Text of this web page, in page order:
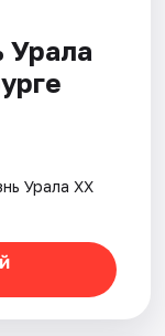
Урала
Урала XX